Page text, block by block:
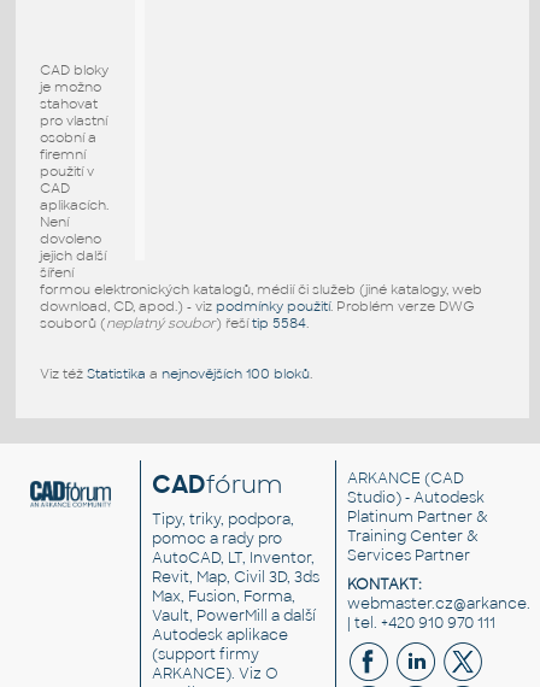
CAD bloky
je možno
stahovat
pro vlastní
osobní a
firemní
použití v
CAD
aplikacích.
Není
dovoleno
jejich další
šíření
formou elektronických katalogů, médií či služeb (jiné katalogy, web
download, CD, apod.) - viz podmínky použití. Problém verze DWG
souborů (neplatný soubor) řešítip 5584.
Viz též Statistika a nejnovějších 100 bloků.
CADfórum
Tipy, triky, podpora,
pomoc a rady pro
AutoCAD, LT, Inventor,
Revit, Map, Civil 3D, 3ds
Max, Fusion, Forma,
Vault, PowerMill a další
Autodesk aplikace
(support firmy
ARKANCE). VizO
ARKANCE (CAD
Studio) - Autodesk
Platinum Partner &
Training Center &
Services Partner
KONTAKT:
| tel. +420 910 970 111